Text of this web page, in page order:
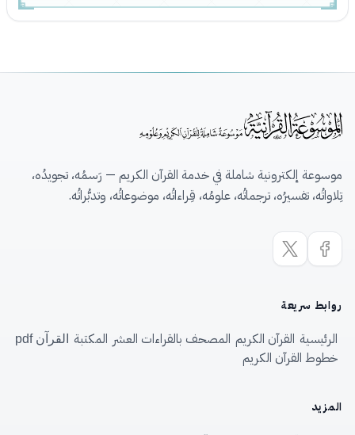
موسوعة إلكترونية شاملة في خدمة القرآن الكريم — رَسمُه، تجويدُه،
تِلاواتُه، تفسيرُه، ترجماتُه، علومُه، قِراءاتُه، موضوعاتُه، وتدبُّراتُه.
روابط سريعة
الرئيسية القرآن الكريم المصحف بالقراءات العشر المكتبة القرآن pdf
خطوط القرآن الكريم
المزيد